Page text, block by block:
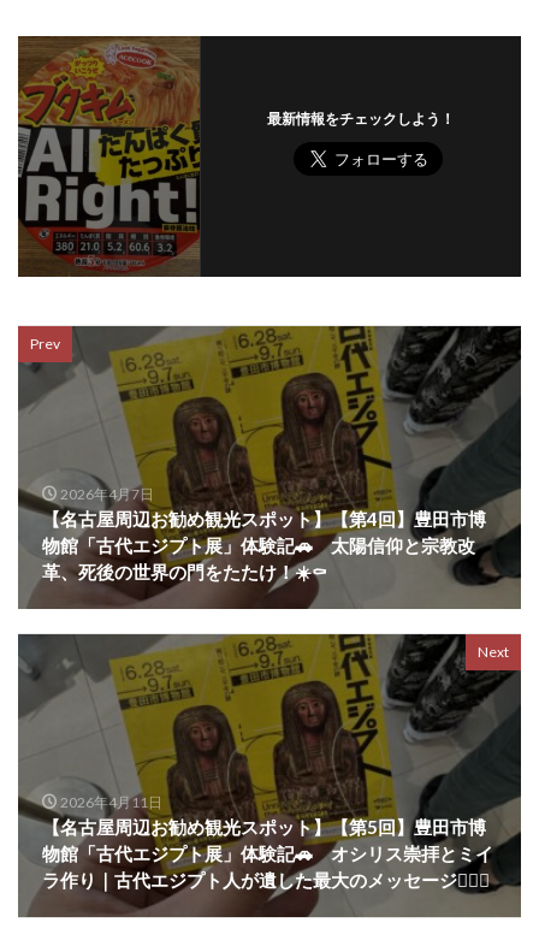
最新情報をチェックしよう！
Prev
2026年4月7日
【名古屋周辺お勧め観光スポット】【第4回】豊田市博
物館「古代エジプト展」体験記🚗 太陽信仰と宗教改
革、死後の世界の門をたたけ！☀️⚰️
Next
2026年4月11日
【名古屋周辺お勧め観光スポット】【第5回】豊田市博
物館「古代エジプト展」体験記🚗 オシリス崇拝とミイ
ラ作り｜古代エジプト人が遺した最大のメッセージ🧟‍♂️✨